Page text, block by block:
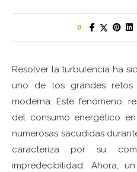
0
Resolver la turbulencia ha
uno de los grandes
moderna. Este fenómeno,
del consumo energético
numerosas sacudidas
caracteriza por su
impredecibilidad. Ahora,